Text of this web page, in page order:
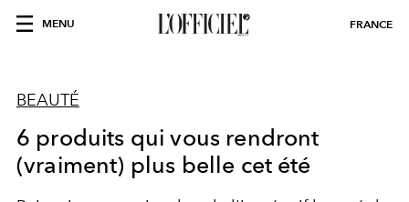
MENU FRANCE
BEAUTÉ
6 produits qui vous rendront
(vraiment) plus belle cet été